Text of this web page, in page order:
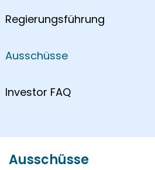
Regierungsführung
Ausschüsse
Investor FAQ
Ausschüsse